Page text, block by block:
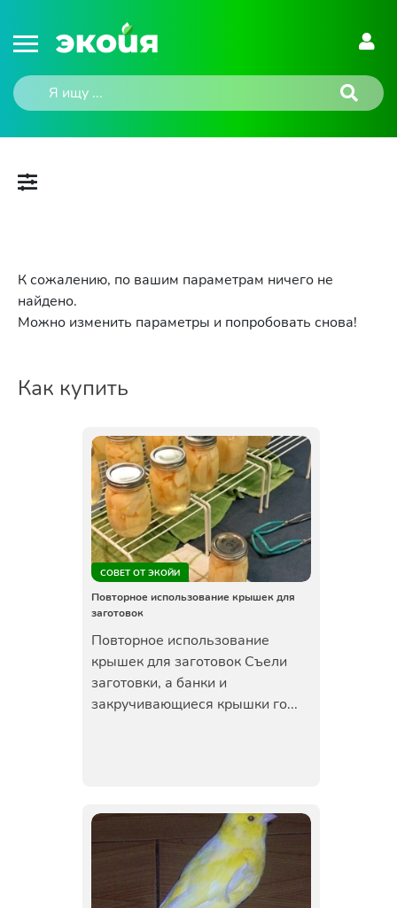
К сожалению, по вашим параметрам ничего не
найдено.
Можно изменить параметры и попробовать снова!
Как купить
СОВЕТ ОТ ЭКОЙИ
Повторное использование крышек для
заготовок
Повторное использование
крышек для заготовок Съели
заготовки, а банки и
закручивающиеся крышки го...